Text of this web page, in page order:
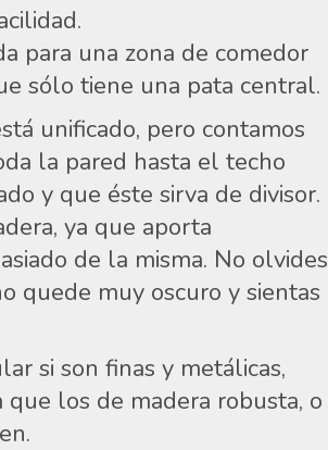
para una zona de comedor
sólo tiene una pata central.
unificado, pero contamos
la pared hasta el techo
y que éste sirva de divisor.
ya que aporta
de la misma. No olvides
quede muy oscuro y sientas
si son finas y metálicas,
los de madera robusta, o